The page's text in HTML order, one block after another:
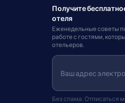
Получите
отеля
Еженедельные советы
работе с гостями,
отельеров.
Без спама. Отписаться